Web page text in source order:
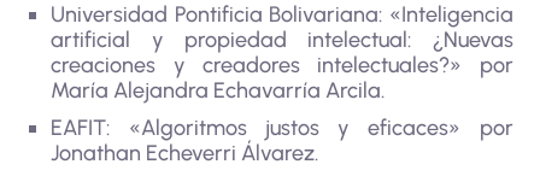
Universidad Pontificia Bolivariana: «Inteligencia
artificial y propiedad intelectual: ¿Nuevas
creaciones y creadores intelectuales?» por
María Alejandra Echavarría Arcila.
EAFIT: «Algoritmos justos y eficaces» por
Jonathan Echeverri Álvarez.